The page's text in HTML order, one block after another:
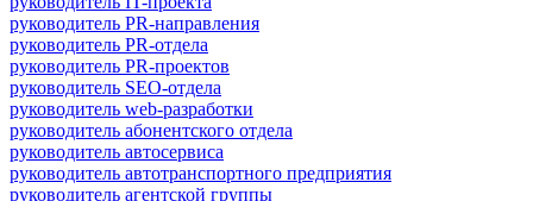
руководитель PR-направления
руководитель PR-отдела
руководитель PR-проектов
руководитель SEO-отдела
руководитель web-разработки
руководитель абонентского отдела
руководитель автосервиса
руководитель автотранспортного предприятия
руководитель агентской группы